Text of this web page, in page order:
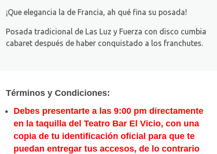
¡Que elegancia la de Francia, ah qué fina su posada!
Posada tradicional de Las Luz y Fuerza con disco cumbia
cabaret después de haber conquistado a los franchutes.
Términos y Condiciones:
Debes presentarte a las 9:00 pm directamente
en la taquilla del Teatro Bar El Vicio, con una
copia de tu identificación oficial para que te
puedan entregar tus accesos, de lo contrario